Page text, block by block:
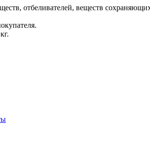
отбеливателей, веществ